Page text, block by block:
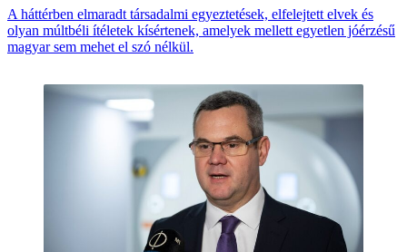
A háttérben elmaradt társadalmi egyeztetések, elfelejtett elvek és
olyan múltbéli ítéletek kísértenek, amelyek mellett egyetlen jóérzésű
magyar sem mehet el szó nélkül.